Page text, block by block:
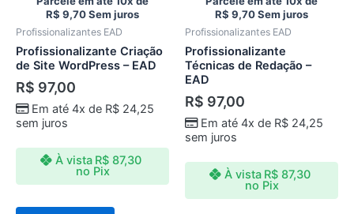
R$ 9,70Sem juros
Profissionalizantes EAD
Profissionalizante Criação
de Site WordPress – EAD
R$ 97,00
Em até 4x de R$24,25
sem juros
À vista R$ 87,30
no Pix
R$ 9,70Sem juros
Profissionalizantes EAD
Profissionalizante
Técnicas de Redação –
EAD
R$ 97,00
Em até 4x de R$24,25
sem juros
À vista R$ 87,30
no Pix